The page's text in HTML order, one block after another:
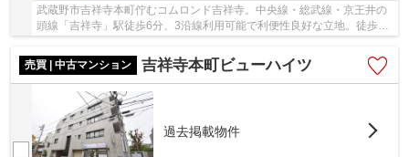
武蔵野市吉祥寺本町佇むコムロンド吉祥寺。中央線・総武線・京王井の
頭線「吉祥寺」駅徒歩6分、3沿線利用可能で利便性良好な立地。徒歩圏
売買 | 中古マンション
吉祥寺本町ビューハイツ
過去掲載物件